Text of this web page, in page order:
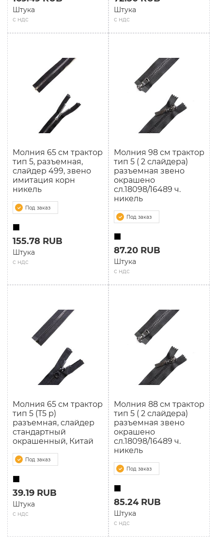
с ндс
Штука
с ндс
Штука
Молния 65 см трактор
тип 5, разъемная,
слайдер 499, звено
имитация корн
никель
Под заказ
с ндс
155.78 RUB
Штука
Молния 98 см трактор
тип 5 ( 2 слайдера)
разъемная звено
окрашено
сл.18098/16489 ч.
никель
Под заказ
с ндс
87.20 RUB
Штука
Молния 65 см трактор
тип 5 (Т5 р)
разъемная, слайдер
стандартный
окрашенный, Китай
Под заказ
с ндс
39.19 RUB
Штука
Молния 88 см трактор
тип 5 ( 2 слайдера)
разъемная звено
окрашено
сл.18098/16489 ч.
никель
Под заказ
с ндс
85.24 RUB
Штука